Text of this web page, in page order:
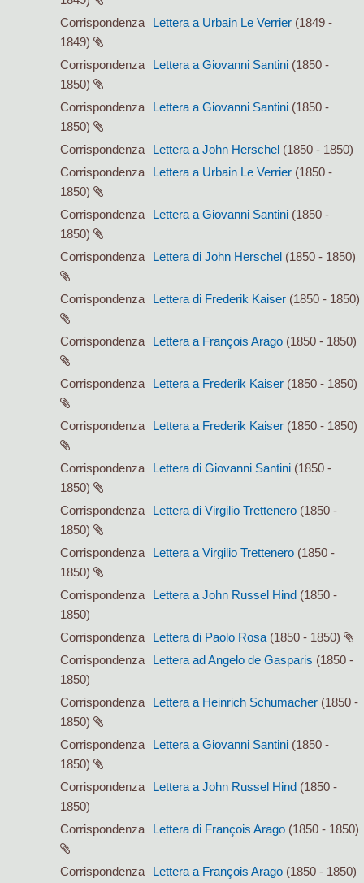
Corrispondenza
Lettera a Urbain Le Verrier (1849 -
1849)
Corrispondenza
Lettera a Giovanni Santini (1850 -
1850)
Corrispondenza
Lettera a Giovanni Santini (1850 -
1850)
Corrispondenza
Lettera a John Herschel (1850 - 1850)
Corrispondenza
Lettera a Urbain Le Verrier (1850 -
1850)
Corrispondenza
Lettera a Giovanni Santini (1850 -
1850)
Corrispondenza
Lettera di John Herschel (1850 - 1850)
Corrispondenza Lettera di Frederik Kaiser (1850 - 1850)
Corrispondenza Lettera a François Arago (1850 - 1850)
Corrispondenza Lettera a Frederik Kaiser (1850 - 1850)
Corrispondenza Lettera a Frederik Kaiser (1850 - 1850)
Corrispondenza Lettera di Giovanni Santini (1850 -
1850)
Corrispondenza
Lettera di Virgilio Trettenero (1850 -
1850)
Corrispondenza
Lettera a Virgilio Trettenero (1850 -
1850)
Corrispondenza
Lettera a John Russel Hind (1850 -
1850)
Corrispondenza
Lettera di Paolo Rosa (1850 - 1850)
Corrispondenza
Lettera ad Angelo de Gasparis (1850 -
1850)
Corrispondenza
Lettera a Heinrich Schumacher (1850 -
1850)
Corrispondenza
Lettera a Giovanni Santini (1850 -
1850)
Corrispondenza
Lettera a John Russel Hind (1850 -
1850)
Corrispondenza
Lettera di François Arago (1850 - 1850)
Corrispondenza Lettera a François Arago (1850 - 1850)